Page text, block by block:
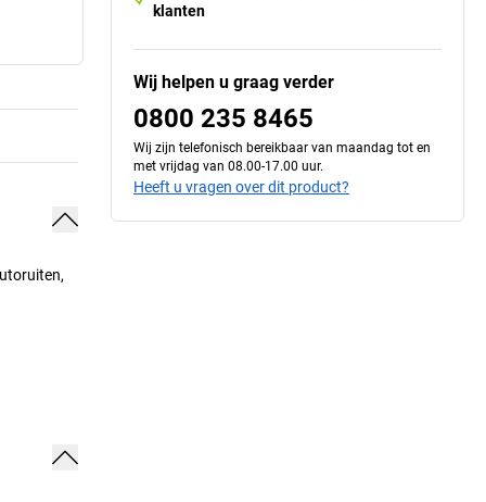
klanten
Wij helpen u graag verder
0800 235 8465
Wij zijn telefonisch bereikbaar van maandag tot en
met vrijdag van 08.00-17.00 uur.
Heeft u vragen over dit product?